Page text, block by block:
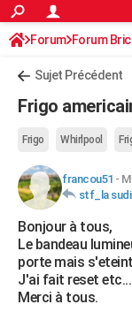
ACTUALITÉS
Politique
Société
Faits Divers
Education
Monde
Villes
+
AUTO
Essais
Réserver un essai
Citadines
Berlines
SUV
Forum auto
+HIGH-TECH
Mobiles
Meilleur smartphone
Internet
Ordinateurs
Jeux vidéo
Guide high-tech
+BRICOLAGE
Forum
Aménagement intérieur
Extérieur
Cuisine
Salle de bains
Jardinage
Rangement
WEEK-END
Guides de France
Escapades
Patrimoine
Expositions
Musées
Week-end nature
+
Forum Forum
Sujet Précédent
Frigo
Frigo Whirlpool
francou51 -
stf_la
Bonjour à tous,
Le bandeau
porte mais
J'ai fait reset
Merci à tous.